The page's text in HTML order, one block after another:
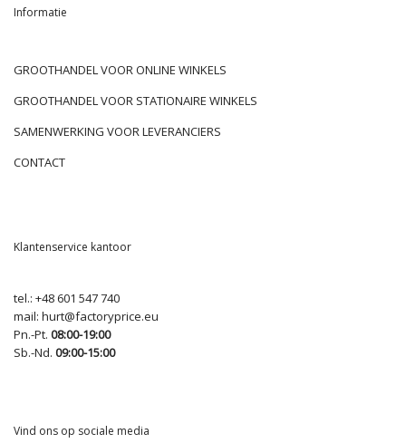
Informatie
GROOTHANDEL VOOR ONLINE WINKELS
GROOTHANDEL VOOR STATIONAIRE WINKELS
SAMENWERKING VOOR LEVERANCIERS
CONTACT
Klantenservice kantoor
tel.: +48 601 547 740
mail: hurt@factoryprice.eu
Pn.-Pt. 08:00-19:00
Sb.-Nd. 09:00-15:00
Vind ons op sociale media